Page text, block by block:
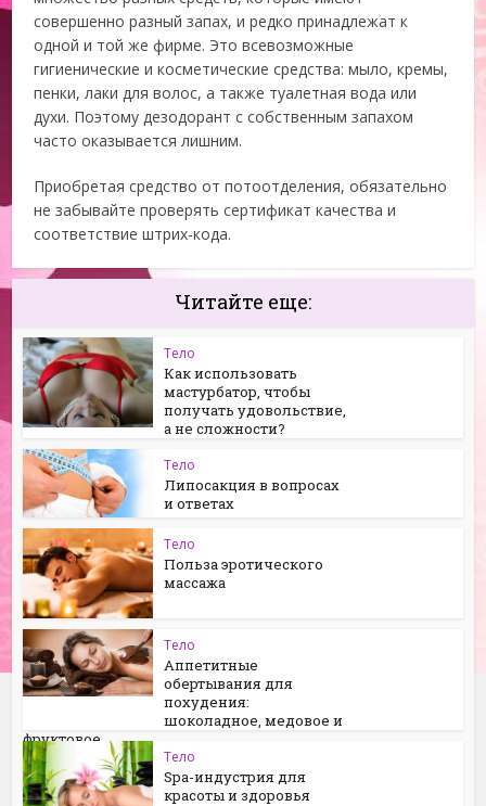
совершенно разный запах, и редко принадлежат к
одной и той же фирме. Это всевозможные
гигиенические и косметические средства: мыло, кремы,
пенки, лаки для волос, а также туалетная вода или
духи. Поэтому дезодорант с собственным запахом
часто оказывается лишним.
Приобретая средство от потоотделения, обязательно
не забывайте проверять сертификат качества и
соответствие штрих-кода.
Читайте еще:
Тело
Как использовать
мастурбатор, чтобы
получать удовольствие,
а не сложности?
Тело
Липосакция в вопросах
и ответах
Тело
Польза эротического
массажа
Тело
Аппетитные
обертывания для
похудения:
шоколадное, медовое и
фруктовое
Тело
Spa-индустрия для
красоты и здоровья